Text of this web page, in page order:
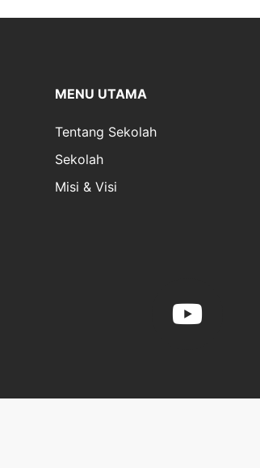
MENU UTAMA
Tentang Sekolah
Sekolah
Misi & Visi